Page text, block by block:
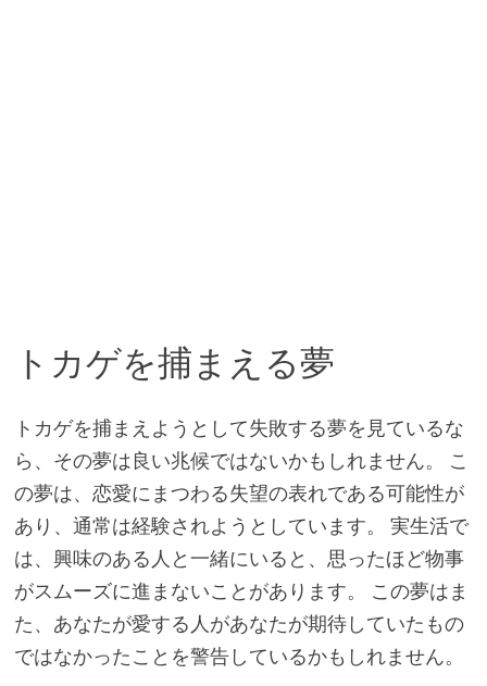
トカゲを捕まえる夢
トカゲを捕まえようとして失敗する夢を見ているな
ら、その夢は良い兆候ではないかもしれません。 こ
の夢は、恋愛にまつわる失望の表れである可能性が
あり、通常は経験されようとしています。 実生活で
は、興味のある人と一緒にいると、思ったほど物事
がスムーズに進まないことがあります。 この夢はま
た、あなたが愛する人があなたが期待していたもの
ではなかったことを警告しているかもしれません。